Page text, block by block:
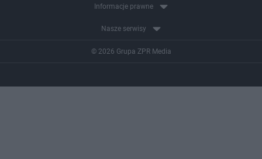
Informacje prawne
Nasze serwisy
© 2026 Grupa ZPR Media